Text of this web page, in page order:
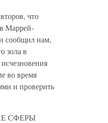
что
Маррей-
сообщил нам,
зола в
во время
и проверить
СФЕРЫ